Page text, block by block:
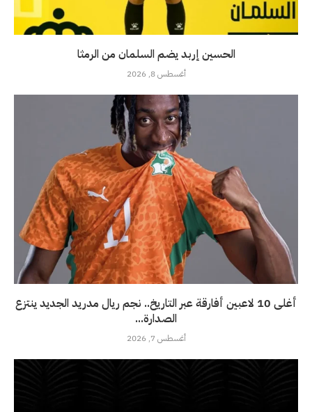
الحسين إربد يضم السلمان من الرمثا
أغسطس 8, 2026
أغلى 10 لاعبين أفارقة عبر التاريخ.. نجم ريال مدريد الجديد ينتزع
الصدارة...
أغسطس 7, 2026